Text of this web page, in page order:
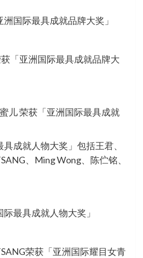
国际最具成就品牌大奖」
「亚洲国际最具成就品牌大
儿 荣获「亚洲国际最具成就
成就人物大奖」包括王君、
、Ming Wong、陈伫铭、
最具成就人物大奖」
荣获「亚洲国际耀目女青